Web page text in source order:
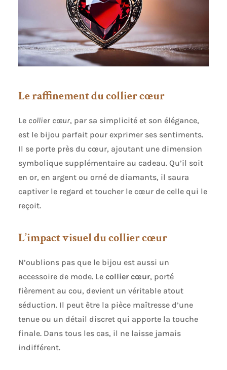
Le raffinement du collier cœur
Le collier cœur, par sa simplicité et son élégance,
est le bijou parfait pour exprimer ses sentiments.
Il se porte près du cœur, ajoutant une dimension
symbolique supplémentaire au cadeau. Qu’il soit
en or, en argent ou orné de diamants, il saura
captiver le regard et toucher le cœur de celle qui le
reçoit.
L’impact visuel du collier cœur
N’oublions pas que le bijou est aussi un
accessoire de mode. Le collier cœur, porté
fièrement au cou, devient un véritable atout
séduction. Il peut être la pièce maîtresse d’une
tenue ou un détail discret qui apporte la touche
finale. Dans tous les cas, il ne laisse jamais
indifférent.